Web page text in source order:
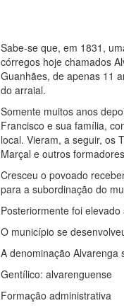
Sabe-se que, em 1831,
córregos hoje chamados
Guanhães, de apenas 11
do arraial.
Somente muitos anos
Francisco e sua família,
local. Vieram, a seguir, os
Marçal e outros
Cresceu o povoado
para a subordinação do
Posteriormente foi
O município se
A denominação
Gentílico: alvarenguense
Formação administrativa